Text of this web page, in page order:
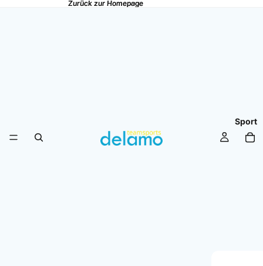
Zurück zur Homepage
Zurück zur Homepage
Sport